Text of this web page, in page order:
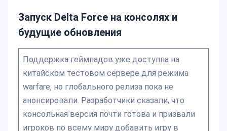
Запуск Delta Force на консолях и
будущие обновления
Поддержка геймпадов уже доступна на
китайском тестовом сервере для режима
warfare, но глобального релиза пока не
анонсировали. Разработчики сказали, что
консольная версия почти готова и призвали
игроков по всему миру добавить игру в